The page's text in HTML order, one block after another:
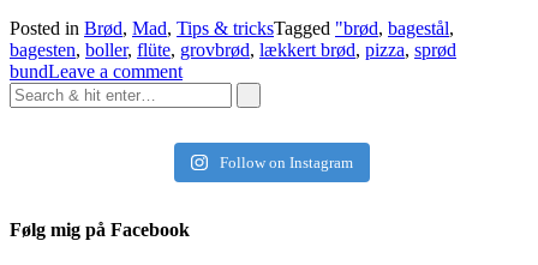
Posted in Brød, Mad, Tips & tricksTagged "brød, bagestål,
bagesten, boller, flüte, grovbrød, lækkert brød, pizza, sprød
bundLeave a comment
Follow on Instagram
Følg mig på Facebook